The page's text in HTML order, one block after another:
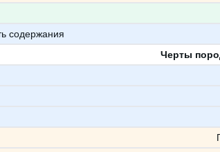
содержания
Черты